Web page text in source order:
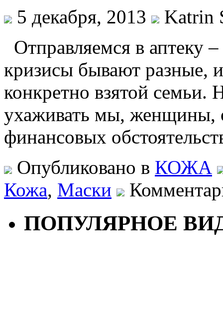
5 декабря, 2013
Katrin
Отправляемся в аптеку
кризисы бывают разные,
конкретно взятой семьи.
ухаживать мы, женщины,
финансовых
Опубликовано в КОЖА
Кожа, Маски
ПОПУЛЯРНОЕ